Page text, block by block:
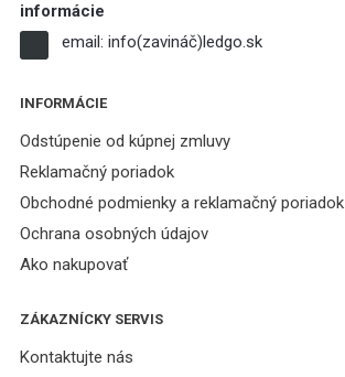
informácie
email: info(zavináč)ledgo.sk
INFORMÁCIE
Odstúpenie od kúpnej zmluvy
Reklamačný poriadok
Obchodné podmienky a reklamačný poriadok
Ochrana osobných údajov
Ako nakupovať
ZÁKAZNÍCKY SERVIS
Kontaktujte nás